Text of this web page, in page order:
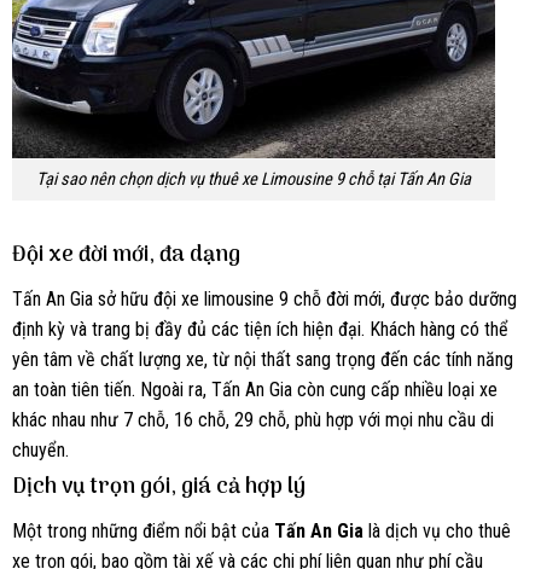
Tại sao nên chọn dịch vụ thuê xe Limousine 9 chỗ tại Tấn An Gia
Đội xe đời mới, đa dạng
Tấn An Gia sở hữu đội xe limousine 9 chỗ đời mới, được bảo dưỡng
định kỳ và trang bị đầy đủ các tiện ích hiện đại. Khách hàng có thể
yên tâm về chất lượng xe, từ nội thất sang trọng đến các tính năng
an toàn tiên tiến. Ngoài ra, Tấn An Gia còn cung cấp nhiều loại xe
khác nhau như 7 chỗ, 16 chỗ, 29 chỗ, phù hợp với mọi nhu cầu di
chuyển.
Dịch vụ trọn gói, giá cả hợp lý
Một trong những điểm nổi bật của Tấn An Gia là dịch vụ cho thuê
xe trọn gói, bao gồm tài xế và các chi phí liên quan như phí cầu